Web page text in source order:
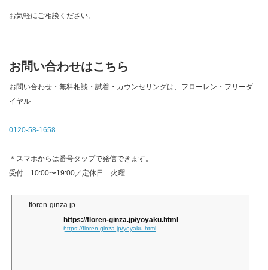
お気軽にご相談ください。
お問い合わせはこちら
お問い合わせ・無料相談・試着・カウンセリングは、フローレン・フリーダ
イヤル
0120-58-1658
＊スマホからは番号タップで発信できます。
受付 10:00〜19:00／定休日 火曜
floren-ginza.jp
https://floren-ginza.jp/yoyaku.html
https://floren-ginza.jp/yoyaku.html